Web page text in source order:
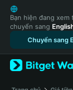
English
日本語
Tiếng Việt
Русский
Español
Türkçe
Bạn hiện đang xem
chuyển sang
Chuyển sang